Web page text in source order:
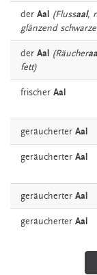
der Aal (Flussaal,
glänzend
der Aal (Räucher
fett)
frischer Aal
geräucherter Aal
geräucherter Aal
geräucherter Aal
geräucherter Aal